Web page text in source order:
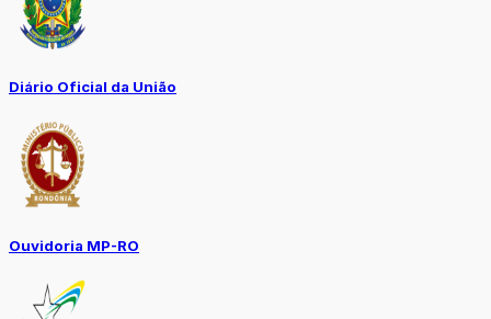
Diário Oficial da União
Ouvidoria MP-RO